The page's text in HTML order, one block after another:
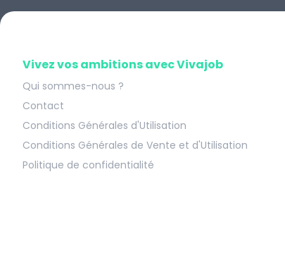
Vivez vos ambitions avec Vivajob
Qui sommes-nous ?
Contact
Conditions Générales d'Utilisation
Conditions Générales de Vente et d'Utilisation
Politique de confidentialité